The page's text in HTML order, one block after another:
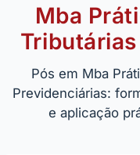
Mba
Pós em Mba
Previdenciárias:
e aplicação